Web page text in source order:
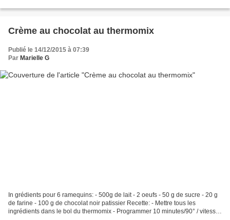
Crème au chocolat au thermomix
Publié le 14/12/2015 à 07:39
Par Marielle G
In grédients pour 6 ramequins: - 500g de lait - 2 oeufs - 50 g de sucre - 20 g
de farine - 100 g de chocolat noir patissier Recette: - Mettre tous les
ingrédients dans le bol du thermomix - Programmer 10 minutes/90° / vitesse